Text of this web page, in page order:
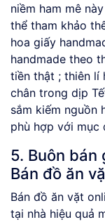
niềm ham mê
thể tham khảo
hoa giấy
handmade theo
tiền thật ; thiên lí
chân trong dịp
sắm kiếm nguồn
phù hợp với mục
5. Buôn bán
Bán đồ ăn
Bán đồ ăn vặt
tại nhà hiệu quả